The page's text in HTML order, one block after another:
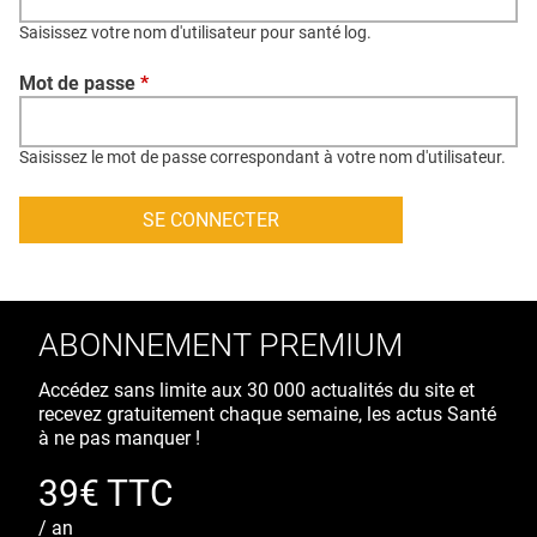
CONTACT
CRÉDITS
Saisissez votre nom d'utilisateur pour santé log.
Mot de passe *
Saisissez le mot de passe correspondant à votre nom d'utilisateur.
ABONNEMENT PREMIUM
Accédez sans limite aux 30 000 actualités du site et
recevez gratuitement chaque semaine, les actus Santé
à ne pas manquer !
39€ TTC
/ an